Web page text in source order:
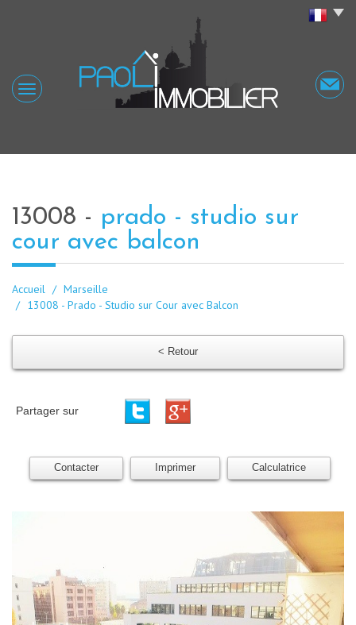
13008 - prado - studio sur
cour avec balcon
Accueil
Marseille
13008 - Prado - Studio sur Cour avec Balcon
< Retour
Partager sur
Contacter Imprimer Calculatrice